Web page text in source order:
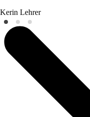
Kerin Lehrer